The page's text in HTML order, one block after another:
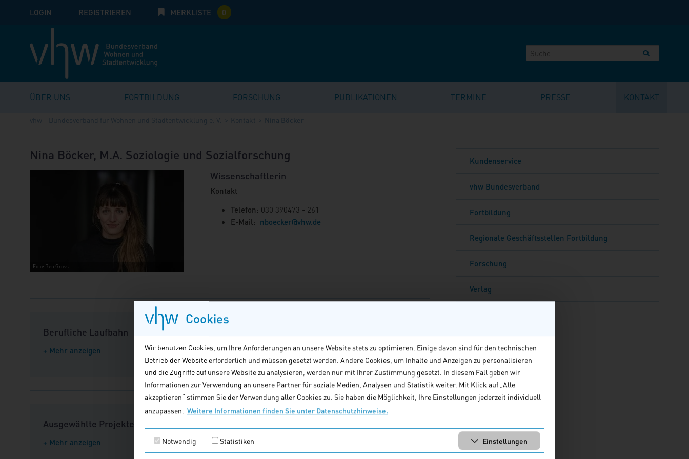
Cookies
Wir benutzen Cookies, um Ihre Anforderungen an unsere Website stets zu optimieren. Einige davon sind für den technischen
Betrieb der Website erforderlich und müssen gesetzt werden. Andere Cookies, um Inhalte und Anzeigen zu personalisieren
und die Zugriffe auf unsere Website zu analysieren, werden nur mit Ihrer Zustimmung gesetzt. In diesem Fall geben wir
Informationen zur Verwendung an unsere Partner für soziale Medien, Analysen und Statistik weiter. Mit Klick auf „Alle
akzeptieren“ stimmen Sie der Verwendung aller Cookies zu. Sie haben die Möglichkeit, Ihre Einstellungen jederzeit individuell
anzupassen.
Weitere Informationen finden Sie unter Datenschutzhinweise.
Notwendig Statistiken Einstellungen
LOGIN E-Mail Passwort:
REGISTRIEREN MERKLISTE 0
ÜBER UNS FORTBILDUNG FORSCHUNG PUBLIKATIONEN TERMINE PRESSE KONTAKT
vhw – Bundesverband für Wohnen und Stadtentwicklung e. V. Kontakt Nina Böcker
Nina Böcker, M.A. Soziologie und Sozialforschung
Foto: Ben Gross
Wissenschaftlerin
Kontakt
Telefon: 030 390473 - 261
E-Mail: nboecker@vhw.de
Berufliche Laufbahn
+ Mehr anzeigen
Ausgewählte Projekte
+ Mehr anzeigen
Kundenservice
vhw Bundesverband
Fortbildung
Regionale Geschäftsstellen Fortbildung
Forschung
Verlag